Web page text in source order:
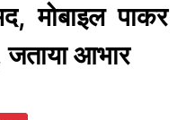
मोबाइल पाकर
आभार